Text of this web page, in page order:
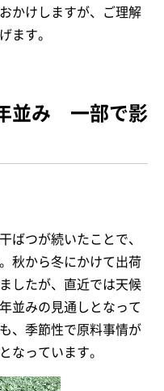
かけしますが、ご理解
ます。
並み 一部で影
ばつが続いたことで、
秋から冬にかけて出荷
したが、直近では天候
並みの見通しとなって
、季節性で原料事情が
なっています。